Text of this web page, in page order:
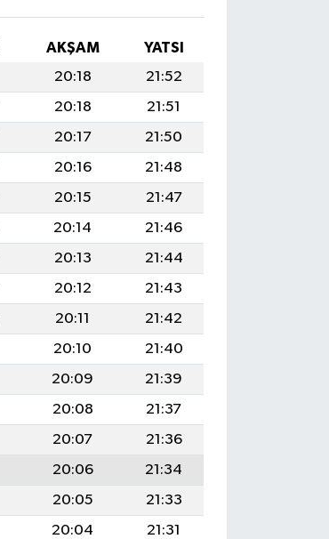
AKŞAM
YATSI
20:18
21:52
20:18
21:51
20:17
21:50
20:16
21:48
20:15
21:47
20:14
21:46
20:13
21:44
20:12
21:43
20:11
21:42
20:10
21:40
20:09
21:39
20:08
21:37
20:07
21:36
20:06
21:34
20:05
21:33
20:04
21:31